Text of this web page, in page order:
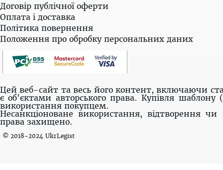
Договір публічної оферти
Оплата і доставка
Політика повернення
Положення про обробку персональних даних
Цей веб-сайт та весь його контент, включаючи
є об'єктами авторського права. Купівля шаблону
використання покупцем.
Несанкціоноване використання, відтворення
права захищено.
© 2018-2024 UkrLegist